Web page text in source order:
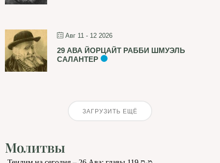
Авг 11 - 12 2026
29 АВА ЙОРЦАЙТ РАББИ ШМУЭЛЬ
САЛАНТЕР
ЗАГРУЗИТЬ ЕЩЁ
Молитвы